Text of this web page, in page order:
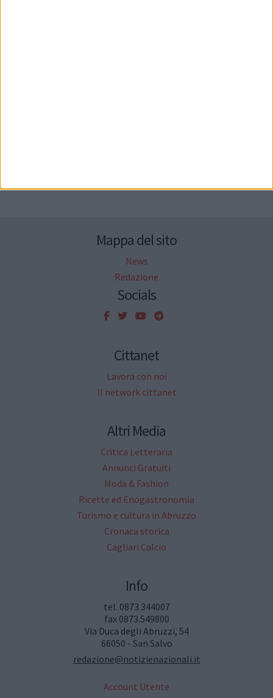
Mappa del sito
News
Redazione
Socials
Cittanet
Lavora con noi
Il network cittanet
Altri Media
Critica Letteraria
Annunci Gratuiti
Moda & Fashion
Ricette ed Enogastronomia
Turismo e cultura in Abruzzo
Cronaca storica
Cagliari Calcio
Info
tel. 0873.344007
fax 0873.549800
Via Duca degli Abruzzi, 54
66050 - San Salvo
redazione@notizienazionali.it
Account Utente